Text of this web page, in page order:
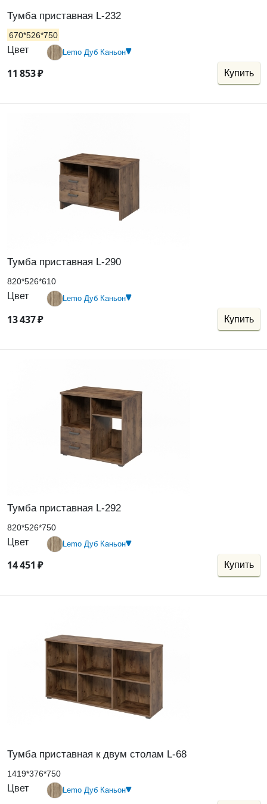
Тумба приставная L-232
670*526*750
Цвет Lemo Дуб Каньон
11 853₽ Купить
Тумба приставная L-290
820*526*610
Цвет Lemo Дуб Каньон
13437₽ Купить
Тумба приставная L-292
820*526*750
Цвет Lemo Дуб Каньон
14451 ₽ Купить
Тумба приставная к двум столам L-68
1419*376*750
Цвет Lemo Дуб Каньон